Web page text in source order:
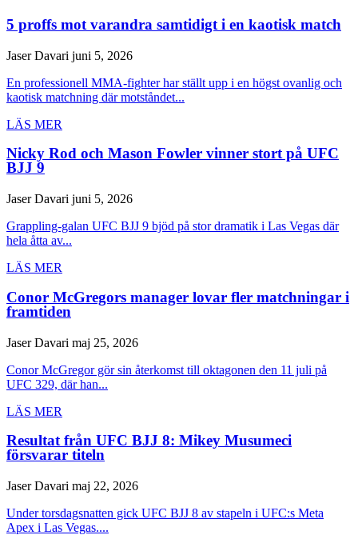
5 proffs mot varandra samtidigt i en kaotisk match
Jaser Davari juni 5, 2026
En professionell MMA-fighter har ställt upp i en högst ovanlig och
kaotisk matchning där motståndet...
LÄS MER
Nicky Rod och Mason Fowler vinner stort på UFC
BJJ 9
Jaser Davari juni 5, 2026
Grappling-galan UFC BJJ 9 bjöd på stor dramatik i Las Vegas där
hela åtta av...
LÄS MER
Conor McGregors manager lovar fler matchningar i
framtiden
Jaser Davari maj 25, 2026
Conor McGregor gör sin återkomst till oktagonen den 11 juli på
UFC 329, där han...
LÄS MER
Resultat från UFC BJJ 8: Mikey Musumeci
försvarar titeln
Jaser Davari maj 22, 2026
Under torsdagsnatten gick UFC BJJ 8 av stapeln i UFC:s Meta
Apex i Las Vegas....